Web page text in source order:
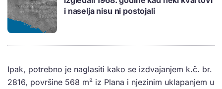
i naselja nisu ni postojali
Ipak, potrebno je naglasiti kako se izdvajanjem k.č. br.
2816, površine 568 m² iz Plana i njezinim uklapanjem u